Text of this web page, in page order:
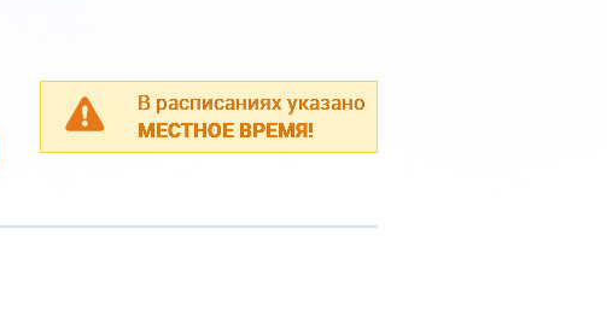
В расписаниях указано
МЕСТНОЕ ВРЕМЯ!